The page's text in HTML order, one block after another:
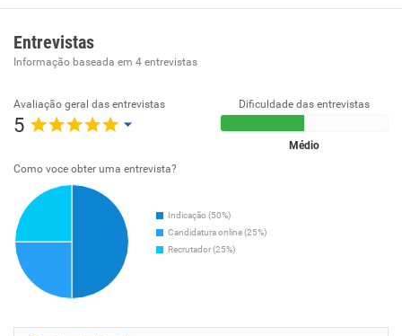
Entrevistas
Informação baseada em 4 entrevistas
Avaliação geral das entrevistas
5
Dificuldade das entrevistas
Médio
Como voce obter uma entrevista?
Indicação (50%)
Candidatura online (25%)
Recrutador (25%)